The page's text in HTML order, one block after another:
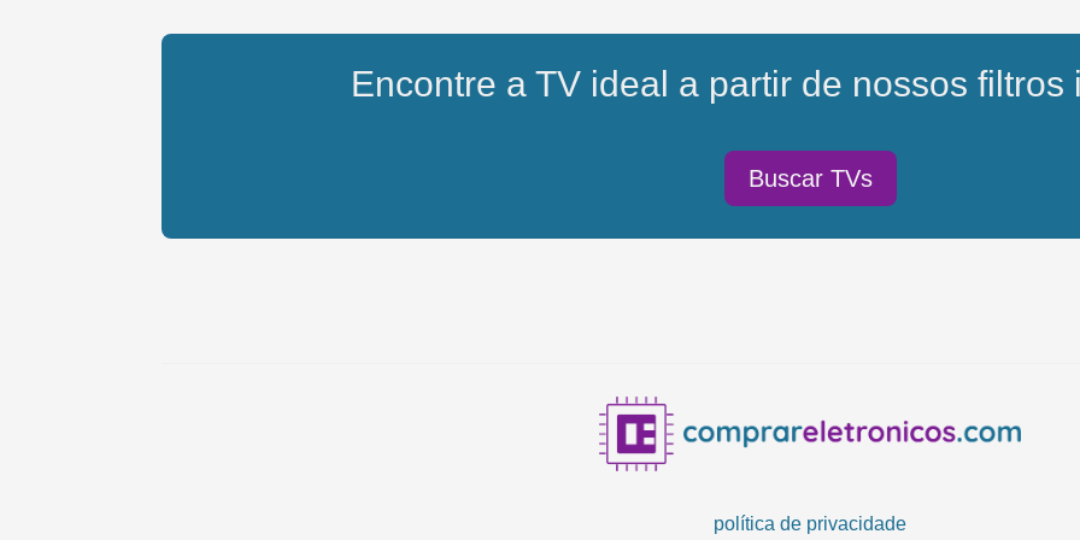
Encontre a TV ideal a partir de nossos filtros
Buscar TVs
política de privacidade